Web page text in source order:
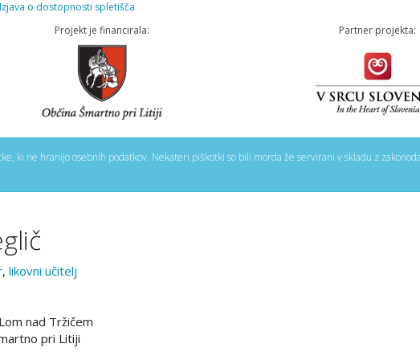
Izjava o dostopnosti spletišča
Projekt je financirala: Partner projekta:
ki ne hranijo osebnih podatkov. Nekateri piškotki so bili morda že servirani v skladu z
, likovni učitelj
nad Tržičem
pri Litiji